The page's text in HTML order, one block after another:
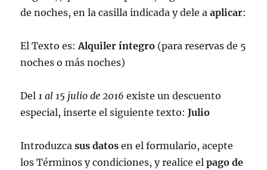
de noches, en la casilla indicada y dele aaplicar:
El Texto es: Alquiler íntegro (para reservas de 5
noches o más noches)
Del1 al 15 julio de 2016 existe un descuento
especial, inserte el siguiente texto:Julio
Introduzcasus datos en el formulario, acepte
los Términos y condiciones, y realice elpago de